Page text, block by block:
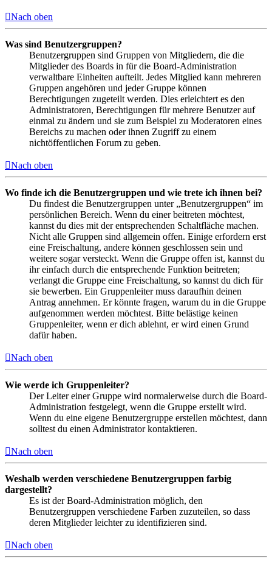
Nach oben
Was sind Benutzergruppen?
Benutzergruppen sind Gruppen von Mitgliedern, die die
Mitglieder des Boards in für die Board-Administration
verwaltbare Einheiten aufteilt. Jedes Mitglied kann mehreren
Gruppen angehören und jeder Gruppe können
Berechtigungen zugeteilt werden. Dies erleichtert es den
Administratoren, Berechtigungen für mehrere Benutzer auf
einmal zu ändern und sie zum Beispiel zu Moderatoren eines
Bereichs zu machen oder ihnen Zugriff zu einem
nichtöffentlichen Forum zu geben.
Nach oben
Wo finde ich die Benutzergruppen und wie trete ich ihnen bei?
Du findest die Benutzergruppen unter „Benutzergruppen“ im
persönlichen Bereich. Wenn du einer beitreten möchtest,
kannst du dies mit der entsprechenden Schaltfläche machen.
Nicht alle Gruppen sind allgemein offen. Einige erfordern erst
eine Freischaltung, andere können geschlossen sein und
weitere sogar versteckt. Wenn die Gruppe offen ist, kannst du
ihr einfach durch die entsprechende Funktion beitreten;
verlangt die Gruppe eine Freischaltung, so kannst du dich für
sie bewerben. Ein Gruppenleiter muss daraufhin deinen
Antrag annehmen. Er könnte fragen, warum du in die Gruppe
aufgenommen werden möchtest. Bitte belästige keinen
Gruppenleiter, wenn er dich ablehnt, er wird einen Grund
dafür haben.
Nach oben
Wie werde ich Gruppenleiter?
Der Leiter einer Gruppe wird normalerweise durch die Board-
Administration festgelegt, wenn die Gruppe erstellt wird.
Wenn du eine eigene Benutzergruppe erstellen möchtest, dann
solltest du einen Administrator kontaktieren.
Nach oben
Weshalb werden verschiedene Benutzergruppen farbig
dargestellt?
Es ist der Board-Administration möglich, den
Benutzergruppen verschiedene Farben zuzuteilen, so dass
deren Mitglieder leichter zu identifizieren sind.
Nach oben